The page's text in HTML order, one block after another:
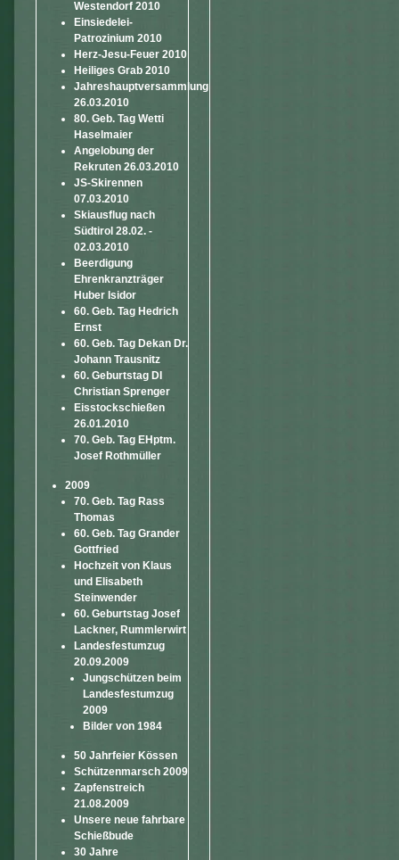
Westendorf 2010
Einsiedelei-
Patrozinium 2010
Herz-Jesu-Feuer 2010
Heiliges Grab 2010
Jahreshauptversammlung
26.03.2010
80. Geb. Tag Wetti
Haselmaier
Angelobung der
Rekruten 26.03.2010
JS-Skirennen
07.03.2010
Skiausflug nach
Südtirol 28.02. -
02.03.2010
Beerdigung
Ehrenkranzträger
Huber Isidor
60. Geb. Tag Hedrich
Ernst
60. Geb. Tag Dekan Dr.
Johann Trausnitz
60. Geburtstag DI
Christian Sprenger
Eisstockschießen
26.01.2010
70. Geb. Tag EHptm.
Josef Rothmüller
2009
70. Geb. Tag Rass
Thomas
60. Geb. Tag Grander
Gottfried
Hochzeit von Klaus
und Elisabeth
Steinwender
60. Geburtstag Josef
Lackner, Rummlerwirt
Landesfestumzug
20.09.2009
Jungschützen beim
Landesfestumzug
2009
Bilder von 1984
50 Jahrfeier Kössen
Schützenmarsch 2009
Zapfenstreich
21.08.2009
Unsere neue fahrbare
Schießbude
30 Jahre